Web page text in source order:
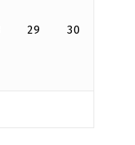
29 30